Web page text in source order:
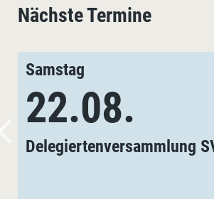
Nächste Termine
Samstag
22.08.
Delegiertenversammlung